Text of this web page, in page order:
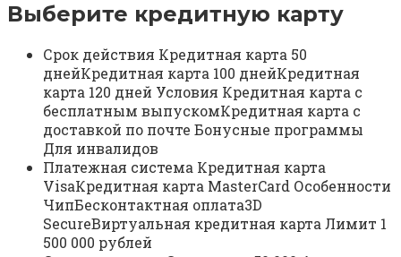
Выберите кредитную карту
Срок действия Кредитная карта 50
днейКредитная карта 100 днейКредитная
карта 120 дней Условия Кредитная карта с
бесплатным выпускомКредитная карта с
доставкой по почте Бонусные программы
Для инвалидов
Платежная система Кредитная карта
VisaКредитная карта MasterCard Особенности
ЧипБесконтактная оплата3D
SecureВиртуальная кредитная карта Лимит 1
500 000 рублей